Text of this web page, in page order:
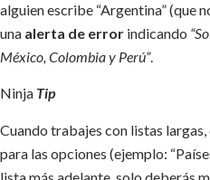
alguien escribe “Argentina” (que
una alerta de error indicando
México, Colombia y Perú”.
Ninja Tip
Cuando trabajes con listas largas,
para las opciones (ejemplo:
lista más adelante, solo deberás